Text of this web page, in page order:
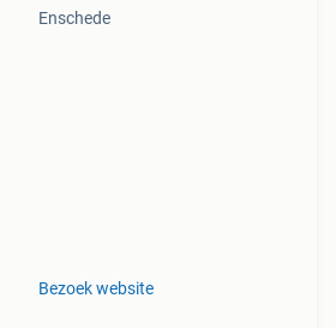
Enschede
Bezoek website